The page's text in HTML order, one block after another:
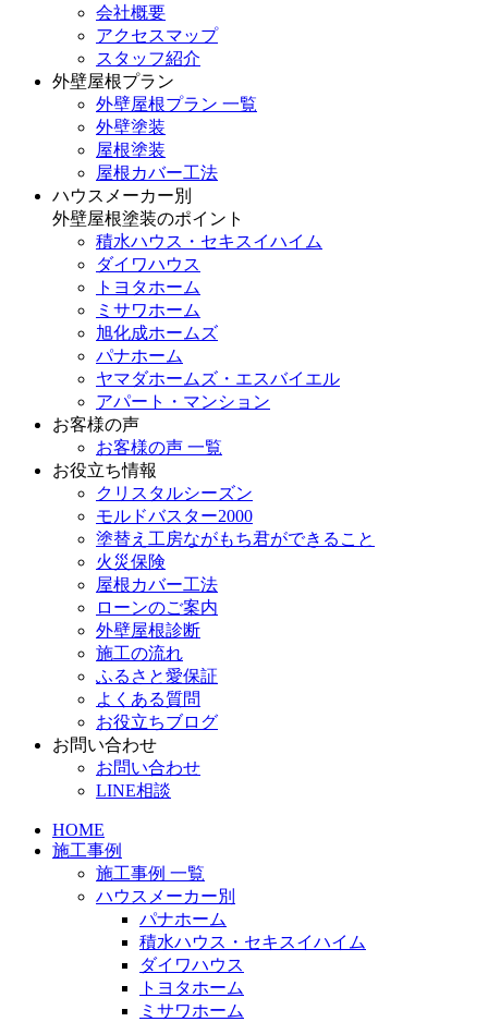
会社概要
アクセスマップ
スタッフ紹介
外壁屋根プラン
外壁屋根プラン 一覧
外壁塗装
屋根塗装
屋根カバー工法
ハウスメーカー別
外壁屋根塗装のポイント
積水ハウス・セキスイハイム
ダイワハウス
トヨタホーム
ミサワホーム
旭化成ホームズ
パナホーム
ヤマダホームズ・エスバイエル
アパート・マンション
お客様の声
お客様の声 一覧
お役立ち情報
クリスタルシーズン
モルドバスター2000
塗替え工房ながもち君ができること
火災保険
屋根カバー工法
ローンのご案内
外壁屋根診断
施工の流れ
ふるさと愛保証
よくある質問
お役立ちブログ
お問い合わせ
お問い合わせ
LINE相談
HOME
施工事例
施工事例 一覧
ハウスメーカー別
パナホーム
積水ハウス・セキスイハイム
ダイワハウス
トヨタホーム
ミサワホーム